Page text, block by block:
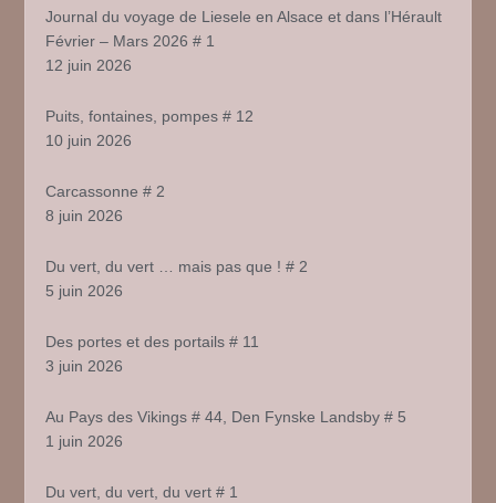
Journal du voyage de Liesele en Alsace et dans l’Hérault
Février – Mars 2026 # 1
12 juin 2026
Puits, fontaines, pompes # 12
10 juin 2026
Carcassonne # 2
8 juin 2026
Du vert, du vert … mais pas que ! # 2
5 juin 2026
Des portes et des portails # 11
3 juin 2026
Au Pays des Vikings # 44, Den Fynske Landsby # 5
1 juin 2026
Du vert, du vert, du vert # 1